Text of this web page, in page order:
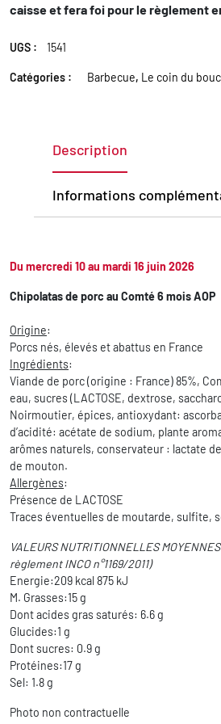
caisse et fera foi pour le règlement
UGS : 1541
Catégories : Barbecue, Le coin du
Description
Informations
Du mercredi 10 au mardi 16 juin 2026
Chipolatas de porc au Comté 6 mois AOP
Origine:
Porcs nés, élevés et abattus en France
Ingrédients:
Viande de porc (origine : France) 85%,
eau, sucres (LACTOSE, dextrose,
Noirmoutier, épices, antioxydant:
d’acidité: acétate de sodium, plante
arômes naturels, conservateur : lactate
de mouton.
Allergènes:
Présence de LACTOSE
Traces éventuelles de moutarde, sulfite,
VALEURS NUTRITIONNELLES
règlement INCO n°1169/2011)
Energie:209 kcal 875 kJ
M. Grasses:15 g
Dont acides gras saturés: 6.6 g
Glucides:1 g
Dont sucres: 0.9 g
Protéines:17 g
Sel: 1.8 g
Photo non contractuelle